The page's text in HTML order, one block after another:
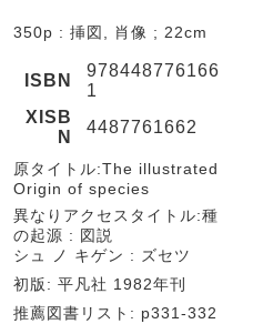
350p : 挿図, 肖像 ; 22cm
ISBN
978448776166
1
XISB
N
4487761662
原タイトル:The illustrated
Origin of species
異なりアクセスタイトル:種
の起源 : 図説
シュ ノ キゲン : ズセツ
初版: 平凡社 1982年刊
推薦図書リスト: p331-332